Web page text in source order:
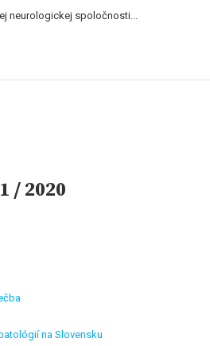
neurologickej spoločnosti...
/ 2020
na Slovensku